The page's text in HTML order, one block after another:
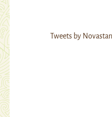
Tweets by